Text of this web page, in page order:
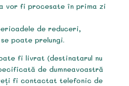
vor fi procesate în prima zi
de reduceri,
poate prelungi.
fi livrat (destinatarul nu
de dumneavoastră
fi contactat telefonic de